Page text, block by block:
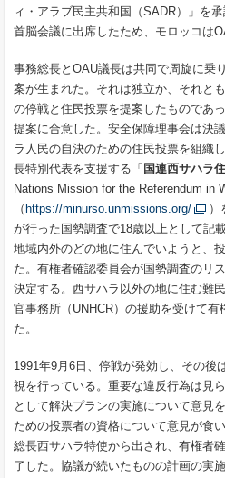
ィ・アラブ民主共和国（SADR）」を
首脳会議に出席したため、モロッコは
事務総長とOAU議長は共同で周旋に乗
案が生まれた。それは独立か、それと
の停戦と住民投票を提案したものであ
提案に合意した。安全保障理事会は決
ラ人民の自決のための住民投票を組織
長特別代表を支援する「 国連西サハラ
Nations Mission for the Referendum in
（ https://minurso.unmissions.org/
）
が行った国勢調査で18歳以上として記
地域内外のどの地に住んでいようと、
た。有権者確認委員会が国勢調査のリ
決定する。西サハラ以外の地に住む難
官事務所（UNHCR）の援助を受けて
た。
1991年9月6日、停戦が発効し、その後
視を行っている。重要な違反行為は見
として解決プランの実施について意見
ための投票者の資格について意見が食
総長西サハラ特使から出され、有権者
了した。協議が続いたものの計画の実